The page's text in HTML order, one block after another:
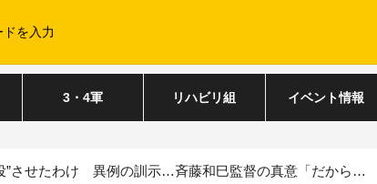
3・4軍 リハビリ組 イベント情報
たわけ 異例の訓示…斉藤和巳監督の真意「だからここにおるんや」